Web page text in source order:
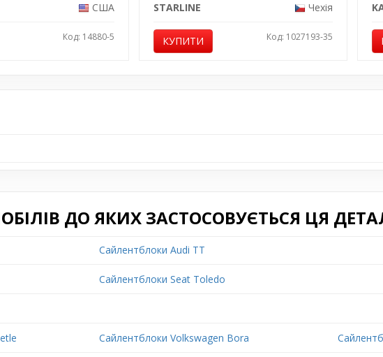
США
Код: 14880-5
STARLINE
Чехія
КУПИТИ Код: 1027193-35
ДО ЯКИХ ЗАСТОСОВУЄТЬСЯ ЦЯ
Сайлентблоки Audi TT
Сайлентблоки Seat Toledo
Сайлентблоки Volkswagen Bora